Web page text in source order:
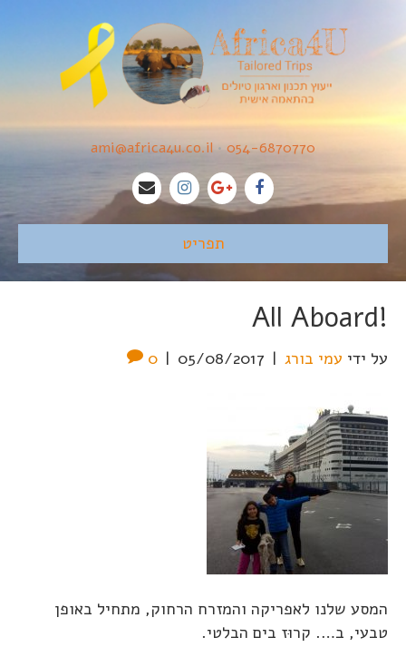
054-6870770
•
ami@africa4u.co.il
תפריט
!All Aboard
על ידי עמי בורג |
05/08/2017
|
0
המסע שלנו לאפריקה והמזרח הרחוק, מתחיל באופן
טבעי, ב…. קרוּז בים הבלטי.